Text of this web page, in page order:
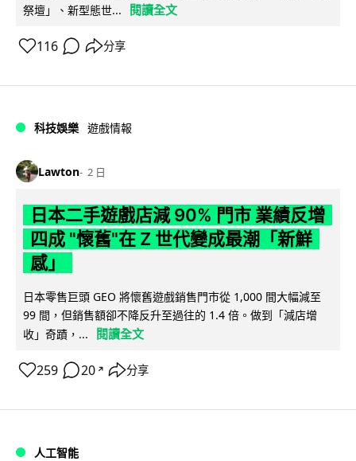
祭壇」、新型態世...
閱讀全文
116 分享
科技娛樂 遊戲情報
Lawton 2 日
日本二手遊戲店減 90% 門市 業績反增
四成 "懷舊"在 Z 世代變成最潮「新鮮
感」
日本零售巨頭 GEO 將懷舊遊戲銷售門市從 1,000 間大幅減至
99 間，但銷售額卻不降反升至過往的 1.4 倍。做到「減店增
收」奇蹟，...
閱讀全文
259 20 ↗ 分享
人工智能